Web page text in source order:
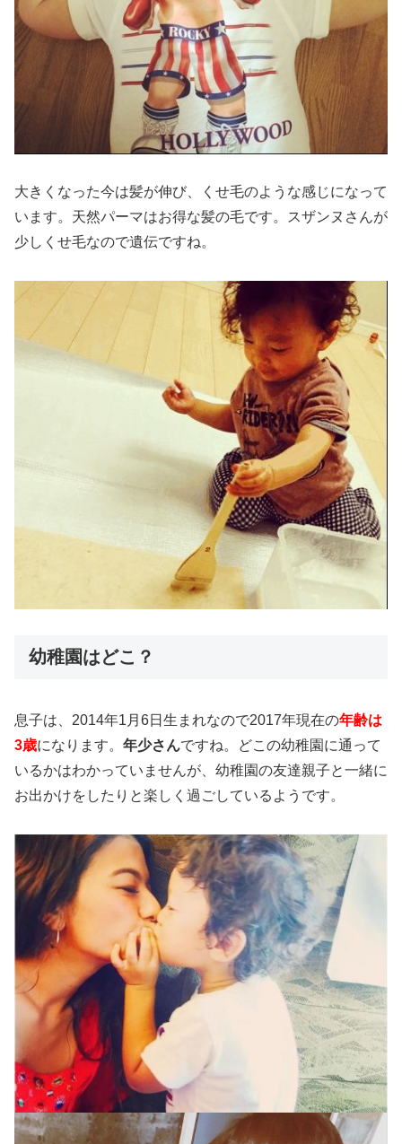
大きくなった今は髪が伸び、くせ毛のような感じになって
います。天然パーマはお得な髪の毛です。スザンヌさんが
少しくせ毛なので遺伝ですね。
幼稚園はどこ？
息子は、2014年1月6日生まれなので2017年現在の年齢は
3歳になります。 年少さんですね。どこの幼稚園に通って
いるかはわかっていませんが、幼稚園の友達親子と一緒に
お出かけをしたりと楽しく過ごしているようです。